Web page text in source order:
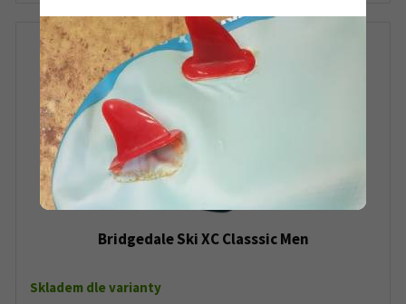
Bridgedale Ski XC Classsic Men
Skladem dle varianty